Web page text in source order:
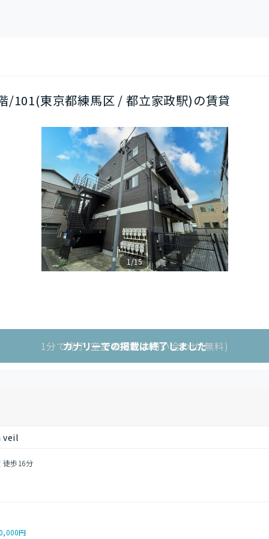
/101(東京都練馬区 / 都立家政駅)の賃貸
1/15
1分で完了!空室状況をお問い合わせ(無料)
カナリーでの掲載は終了しました
veil
歩16分
円